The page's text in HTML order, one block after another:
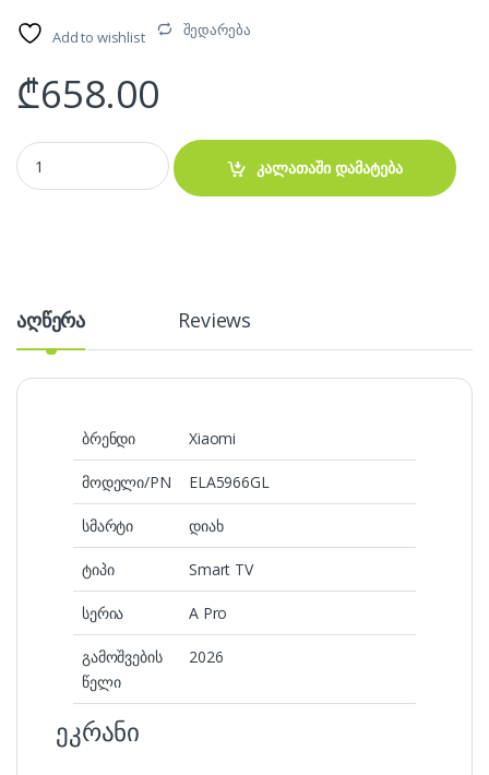
Add to wishlist შედარება
₾658.00
Xiaomi TV A Pro 43" (109cm) L43MB-APME 2026 quantity
კალათაში დამატება
აღწერა Reviews
ბრენდი Xiaomi
მოდელი/PN ELA5966GL
სმარტი დიახ
ტიპი Smart TV
სერია A Pro
გამოშვების
წელი
2026
ეკრანი